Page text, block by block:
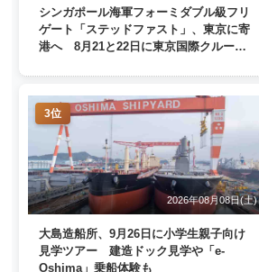
シンガポール海軍フォーミダブル級フリ
ゲート「ステッドファスト」、東京に寄
港へ 8月21と22日に東京国際クルーズ
3位
2026年08月08日(土)
大島造船所、9月26日に小学生親子向け
見学ツアー 建造ドック見学や「e-
Oshima」乗船体験も